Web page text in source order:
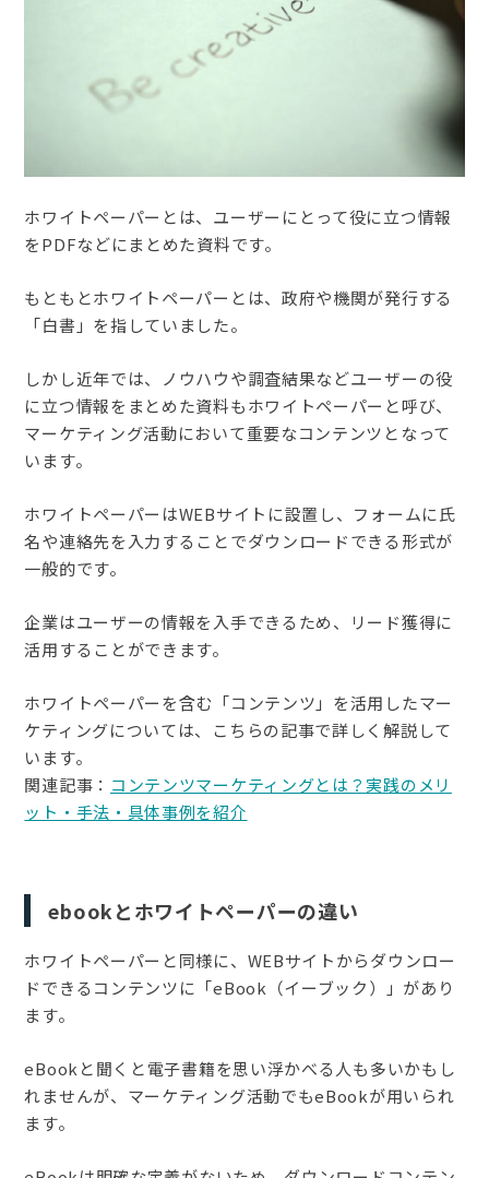
ホワイトペーパーとは、ユーザーにとって役に立つ情報
をPDFなどにまとめた資料です。
もともとホワイトペーパーとは、政府や機関が発行する
「白書」を指していました。
しかし近年では、ノウハウや調査結果などユーザーの役
に立つ情報をまとめた資料もホワイトペーパーと呼び、
マーケティング活動において重要なコンテンツとなって
います。
ホワイトペーパーはWEBサイトに設置し、フォームに氏
名や連絡先を入力することでダウンロードできる形式が
一般的です。
企業はユーザーの情報を入手できるため、リード獲得に
活用することができます。
ホワイトペーパーを含む「コンテンツ」を活用したマー
ケティングについては、こちらの記事で詳しく解説して
います。
関連記事： コンテンツマーケティングとは？実践のメリ
ット・手法・具体事例を紹介
ebookとホワイトペーパーの違い
ホワイトペーパーと同様に、WEBサイトからダウンロー
ドできるコンテンツに「eBook（イーブック）」があり
ます。
eBookと聞くと電子書籍を思い浮かべる人も多いかもし
れませんが、マーケティング活動でもeBookが用いられ
ます。